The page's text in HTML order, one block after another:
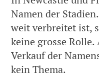
Namen der
weit verbreitet ist,
keine grosse
Verkauf der
kein Thema.